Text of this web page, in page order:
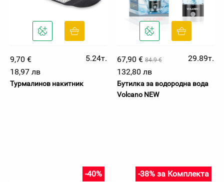
9,70 €
5.24т.
18,97 лв
Турмалинов накитник
67,90 € 84.9 €
29.89т.
132,80 лв
Бутилка за водородна вода
Volcano NEW
-40% -38% за Комплекта